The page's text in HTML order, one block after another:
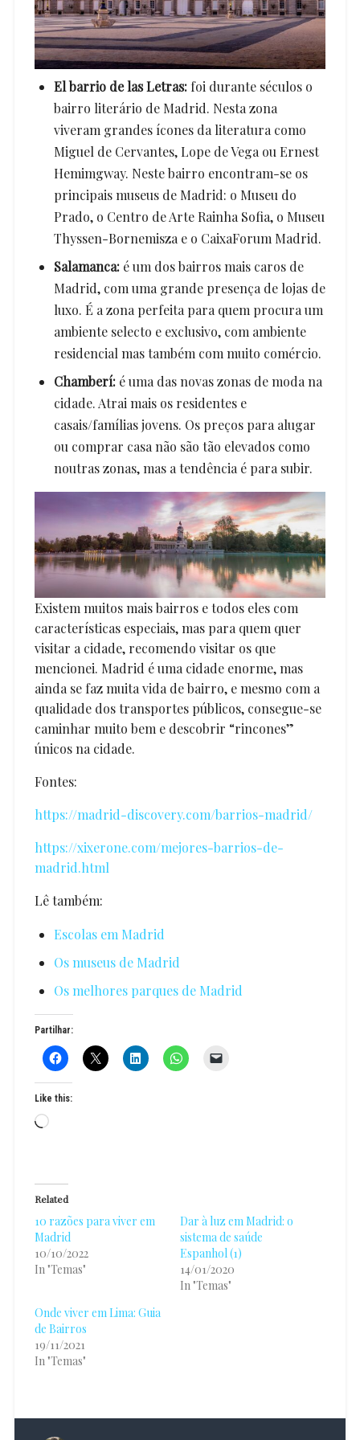
El barrio de las Letras:foi durante séculos o
bairro literário de Madrid. Nesta zona
viveram grandes ícones da literatura como
Miguel de Cervantes, Lope de Vega ou Ernest
Hemimgway. Neste bairro encontram-se os
principais museus de Madrid: o Museu do
Prado, o Centro de Arte Rainha Sofia, o Museu
Thyssen-Bornemisza e o CaixaForum Madrid.
Salamanca:é um dos bairros mais caros de
Madrid, com uma grande presença de lojas de
luxo. É a zona perfeita para quem procura um
ambiente selecto e exclusivo, com ambiente
residencial mas também com muito comércio.
Chamberí:é uma das novas zonas de moda na
cidade. Atrai mais os residentes e
casais/famílias jovens. Os preços para alugar
ou comprar casa não são tão elevados como
noutras zonas, mas a tendência é para subir.
Existem muitos mais bairros e todos eles com
características especiais, mas para quem quer
visitar a cidade, recomendo visitar os que
mencionei. Madrid é uma cidade enorme, mas
ainda se faz muita vida de bairro, e mesmo com a
qualidade dos transportes públicos, consegue-se
caminhar muito bem e descobrir “rincones”
únicos na cidade.
Fontes:
https://madrid-discovery.com/barrios-madrid/
https://xixerone.com/mejores-barrios-de-
madrid.html
Lê também:
Escolas em Madrid
Os museus de Madrid
Os melhores parques de Madrid
Partilhar:
Like this:
Loading…
Related
10 razões para viver em
Madrid
10/10/2022
In "Temas"
Dar à luz em Madrid: o
sistema de saúde
Espanhol (1)
14/01/2020
In "Temas"
Onde viver em Lima: Guia
de Bairros
19/11/2021
In "Temas"